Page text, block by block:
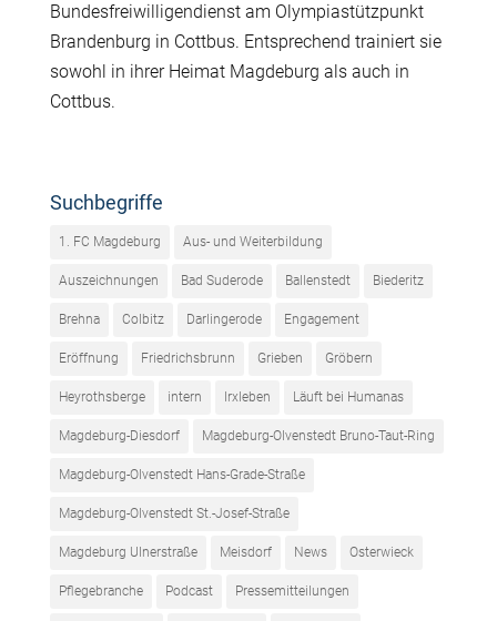
Bundesfreiwilligendienst am Olympiastützpunkt
Brandenburg in Cottbus. Entsprechend trainiert sie
sowohl in ihrer Heimat Magdeburg als auch in
Cottbus.
Suchbegriffe
1. FC Magdeburg Aus- und Weiterbildung
Auszeichnungen Bad Suderode Ballenstedt Biederitz
Brehna Colbitz Darlingerode Engagement
Eröffnung Friedrichsbrunn Grieben Gröbern
Heyrothsberge intern Irxleben Läuft bei Humanas
Magdeburg-Diesdorf Magdeburg-Olvenstedt Bruno-Taut-Ring
Magdeburg-Olvenstedt Hans-Grade-Straße
Magdeburg-Olvenstedt St.-Josef-Straße
Magdeburg Ulnerstraße Meisdorf News Osterwieck
Pflegebranche Podcast Pressemitteilungen